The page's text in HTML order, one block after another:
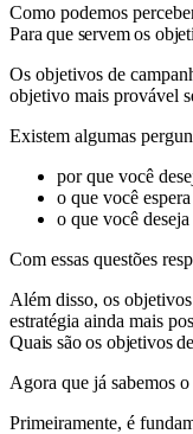
Como podemos
Para que servem os
Os objetivos de
objetivo mais provável
Existem algumas
por que você
o que você
o que você
Com essas questões
Além disso, os
estratégia ainda mais
Quais são os objetivos
Agora que já sabemos
Primeiramente, é